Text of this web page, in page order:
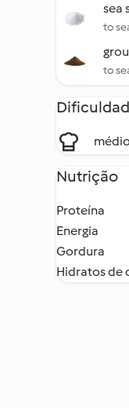
sea
to
to
médio
Nutrição
Proteína
Energia
Gordura
Hidratos de